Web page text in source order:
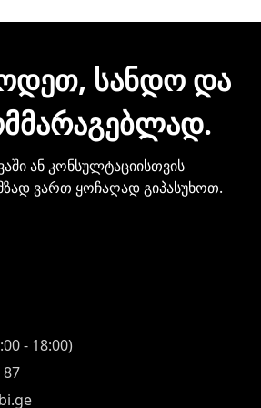
შეძენისთვის არ
და სხვა პირადი
გაზიარება. ᲡᲐᲜᲓᲝ ᲓᲐ
ან კონსულტაციისთვის
ვართ ყოჩაღად გიპასუხოთ.
- 18:00)
87